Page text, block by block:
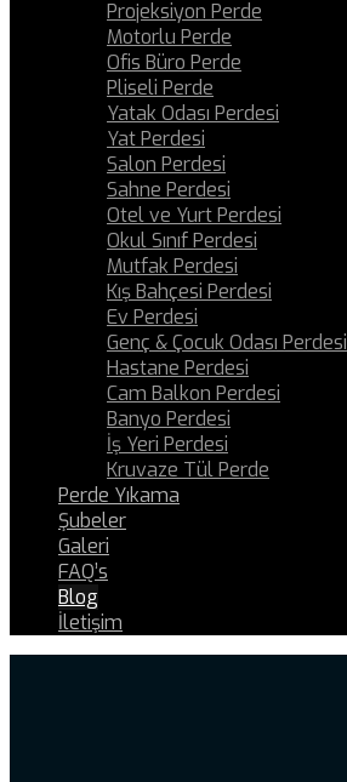
Projeksiyon Perde
Motorlu Perde
Ofis Büro Perde
Pliseli Perde
Yatak Odası Perdesi
Yat Perdesi
Salon Perdesi
Sahne Perdesi
Otel ve Yurt Perdesi
Okul Sınıf Perdesi
Mutfak Perdesi
Kış Bahçesi Perdesi
Ev Perdesi
Genç & Çocuk Odası Perdesi
Hastane Perdesi
Cam Balkon Perdesi
Banyo Perdesi
İş Yeri Perdesi
Kruvaze Tül Perde
Perde Yıkama
Şubeler
Galeri
FAQ’s
Blog
İletişim